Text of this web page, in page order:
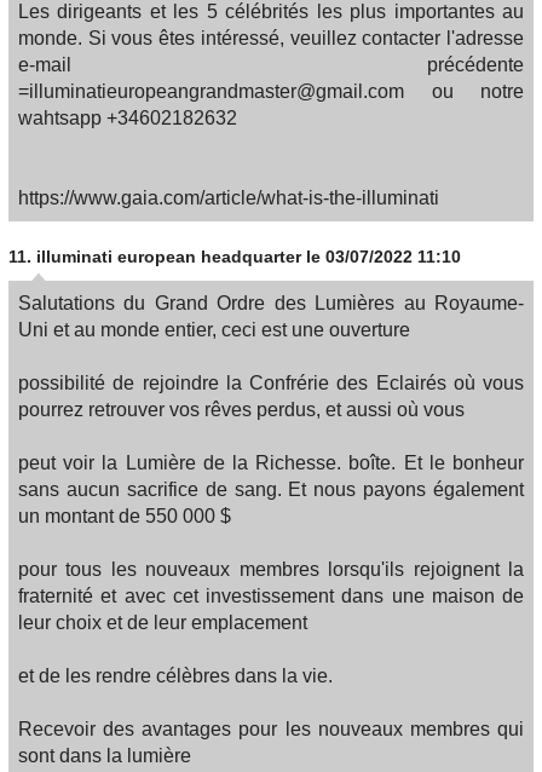
Les dirigeants et les 5 célébrités les plus importantes au
monde. Si vous êtes intéressé, veuillez contacter l'adresse
e-mail précédente
=illuminatieuropeangrandmaster@gmail.com ou notre
wahtsapp +34602182632
https://www.gaia.com/article/what-is-the-illuminati
11. illuminati european headquarter le 03/07/2022 11:10
Salutations du Grand Ordre des Lumières au Royaume-
Uni et au monde entier, ceci est une ouverture
possibilité de rejoindre la Confrérie des Eclairés où vous
pourrez retrouver vos rêves perdus, et aussi où vous
peut voir la Lumière de la Richesse. boîte. Et le bonheur
sans aucun sacrifice de sang. Et nous payons également
un montant de 550 000 $
pour tous les nouveaux membres lorsqu'ils rejoignent la
fraternité et avec cet investissement dans une maison de
leur choix et de leur emplacement
et de les rendre célèbres dans la vie.
Recevoir des avantages pour les nouveaux membres qui
sont dans la lumière